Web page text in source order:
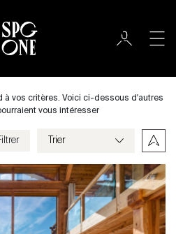
à vos critères. Voici ci-dessous d'autres
vous intéresser